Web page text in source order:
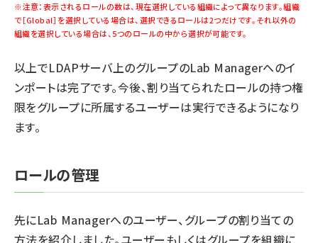
※注意：表示されるロールの数は、現在選択している組織によって異なります。組織
で［Global］を選択している場合は、選択できるロールは2つだけです。それ以外の
組織を選択している場合は、5つのロールの中から選択が可能です。
以上でLDAPサーバ上のグループのLab Managerへのイ
ンポートは完了です。今後、割り当てられたロールの持つ権
限をグループに所属するユーザーは実行できるようになり
ます。
ロールの管理
先にLab Managerへのユーザー、グループの割り当ての
方法を紹介しました。ユーザーもしくはグループを組織に